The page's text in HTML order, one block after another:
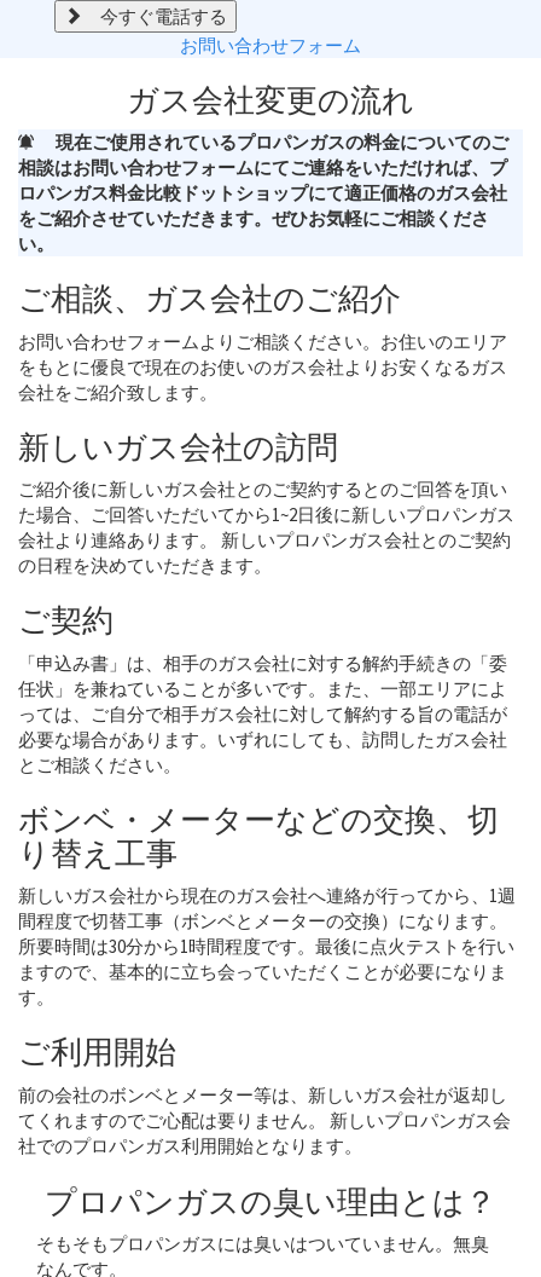
今すぐ電話する
お問い合わせフォーム
ガス会社変更の流れ
現在ご使用されているプロパンガスの料金についてのご
相談はお問い合わせフォームにてご連絡をいただければ、プ
ロパンガス料金比較ドットショップにて適正価格のガス会社
をご紹介させていただきます。ぜひお気軽にご相談くださ
い。
ご相談、ガス会社のご紹介
お問い合わせフォームよりご相談ください。お住いのエリア
をもとに優良で現在のお使いのガス会社よりお安くなるガス
会社をご紹介致します。
新しいガス会社の訪問
ご紹介後に新しいガス会社とのご契約するとのご回答を頂い
た場合、ご回答いただいてから1~2日後に新しいプロパンガス
会社より連絡あります。 新しいプロパンガス会社とのご契約
の日程を決めていただきます。
ご契約
「申込み書」は、相手のガス会社に対する解約手続きの「委
任状」を兼ねていることが多いです。また、一部エリアによ
っては、ご自分で相手ガス会社に対して解約する旨の電話が
必要な場合があります。いずれにしても、訪問したガス会社
とご相談ください。
ボンベ・メーターなどの交換、切
り替え工事
新しいガス会社から現在のガス会社へ連絡が行ってから、1週
間程度で切替工事（ボンベとメーターの交換）になります。
所要時間は30分から1時間程度です。最後に点火テストを行い
ますので、基本的に立ち会っていただくことが必要になりま
す。
ご利用開始
前の会社のボンベとメーター等は、新しいガス会社が返却し
てくれますのでご心配は要りません。 新しいプロパンガス会
社でのプロパンガス利用開始となります。
プロパンガスの臭い理由とは？
そもそもプロパンガスには臭いはついていません。無臭
なんです。